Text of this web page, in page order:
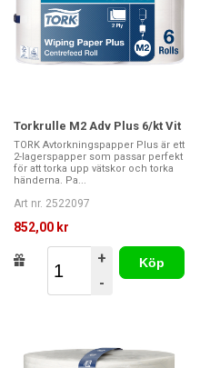
Torkrulle M2 Adv Plus 6/kt Vit
TORK Avtorkningspapper Plus är ett
2-lagerspapper som passar perfekt
för att torka upp vätskor och torka
händerna. Pa...
Art nr. 2522097
852,00 kr
+
-
Köp